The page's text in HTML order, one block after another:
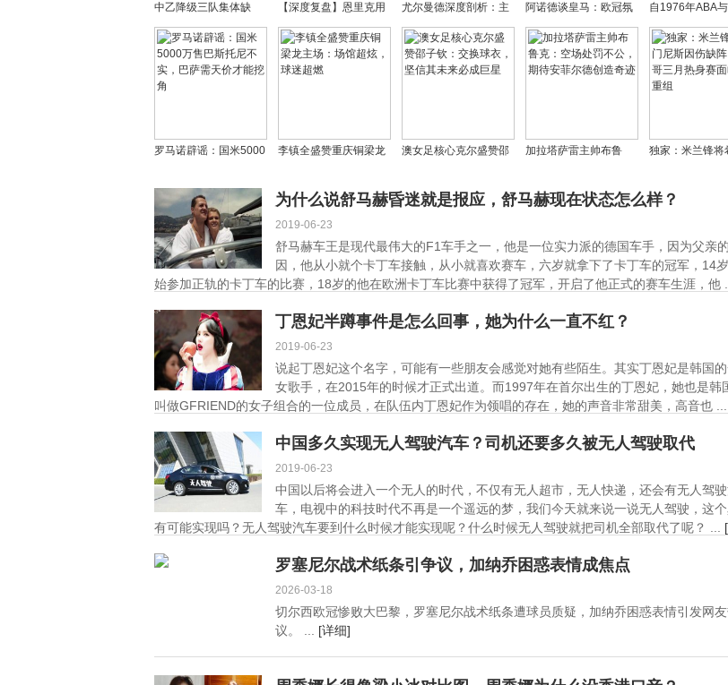
中乙降级三队集体缺
席，中冠联赛80强争霸
即将上演
【深度复盘】恩里克用
战术智慧碾压蓝军嫩
帅，巴黎剑指欧冠冠军
尤尔曼德深度剖析：主
场点球或成勒沃库森出
局关键因素
阿诺德谈皇马：欧冠氛
围独特，队友助力融
入，语言成关键桥梁
自1976年ABA
并后，马刺28
50胜领跑全联盟
罗马诺辟谣：国米5000
萨需天价才能挖角
李镇全盛赞重庆铜梁龙
超燃
澳女足核心克尔盛赞邵
其未来必成巨星
加拉塔萨雷主帅布鲁
待安菲尔德创造奇迹
独家：米兰锋将
热身赛面临锋线
为什么说舒马赫昏迷就是报应，舒马赫现在状态怎么样？
2019-06-23
舒马赫车王是现代最伟大的F1车手之一，他是一位实力派的德国车手，因为父亲
因，他从小就个卡丁车接触，从小就喜欢赛车，六岁就拿下了卡丁车的冠军，14
始参加正轨的卡丁车的比赛，18岁的他在欧洲卡丁车比赛中获得了冠军，开启了他正式的赛车生涯，他
丁恩妃半蹲事件是怎么回事，她为什么一直不红？
2019-06-23
说起丁恩妃这个名字，可能有一些朋友会感觉对她有些陌生。其实丁恩妃是韩国
女歌手，在2015年的时候才正式出道。而1997年在首尔出生的丁恩妃，她也是韩
叫做GFRIEND的女子组合的一位成员，在队伍内丁恩妃作为领唱的存在，她的声音非常甜美，高音也 ...
中国多久实现无人驾驶汽车？司机还要多久被无人驾驶取代
2019-06-23
中国以后将会进入一个无人的时代，不仅有无人超市，无人快递，还会有无人驾
车，电视中的科技时代不再是一个遥远的梦，我们今天就来说一说无人驾驶，这
有可能实现吗？无人驾驶汽车要到什么时候才能实现呢？什么时候无人驾驶就把司机全部取代了呢？ ...
罗塞尼尔战术纸条引争议，加纳乔困惑表情成焦点
2026-03-18
切尔西欧冠惨败大巴黎，罗塞尼尔战术纸条遭球员质疑，加纳乔困惑表情引发网
议。 ... [详细]